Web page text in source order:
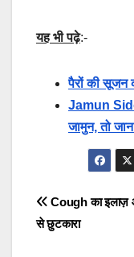
यह भी पढ़े:-
पैरों की सूजन
Jamun
जामुन, तो
Post
Cough का इलाज़
से छुटकारा